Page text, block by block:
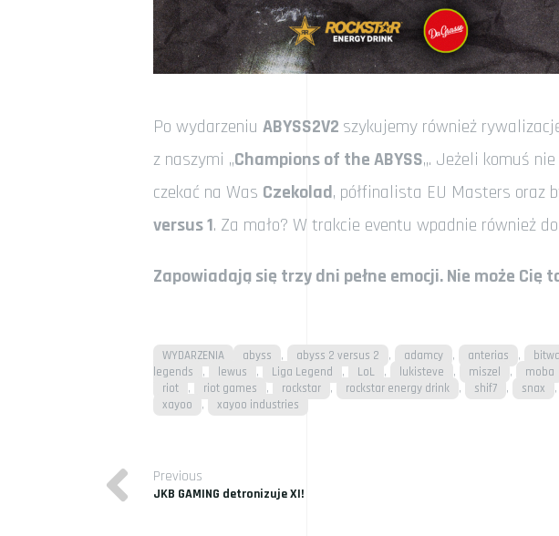
Po wydarzeniu ABYSS2V2 szykujemy również
z naszymi „Champions of the ABYSS„. Jeżeli komuś
czekać na Was Czekolad, półfinalista EU Masters oraz
versus 1. Za mało? W trakcie eventu wpadnie również
Zapowiadają się trzy dni pełne emocji. Nie może Cię
Categories
WYDARZENIA
Tags
abyss , abyss 2 versus 2 , adamcy , anterias ,
legends
, lewus , Liga Legend , LoL , lukisteve , miszel , moba
riot , riot games , rockstar , rockstar energy drink , shif7 , snax ,
xayoo , xayoo industries
Nawigacja
Previous Post
Previous
JKB GAMING detronizuje XI!